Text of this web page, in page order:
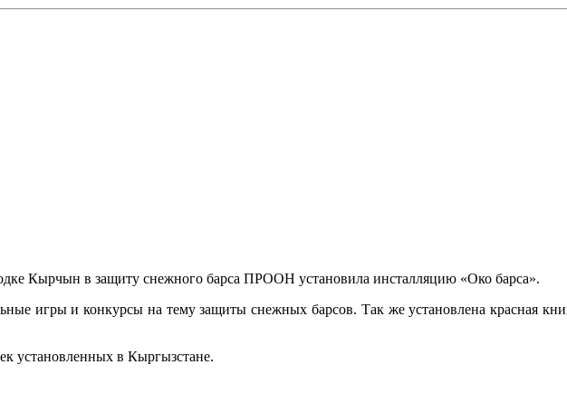
Кырчын в защиту снежного барса ПРООН установила инсталляцию «Око барса».
игры и конкурсы на тему защиты снежных барсов. Так же установлена красная
установленных в Кыргызстане.